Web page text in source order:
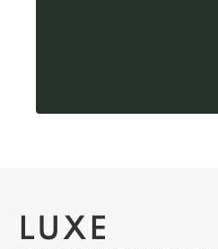
LUXE